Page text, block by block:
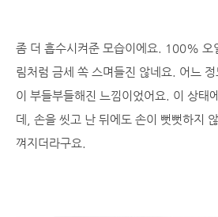
좀 더 흡수시켜준 모습이에요. 100% 오
림처럼 금세 쏙 스며들진 않네요. 어느
이 부들부들해진 느낌이었어요. 이 상태
데, 손을 씻고 난 뒤에도 손이 뻣뻣하지
껴지더라구요.